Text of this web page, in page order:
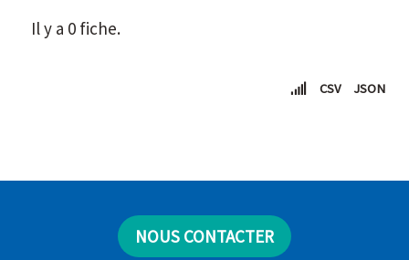
Il y a 0 fiche.
CSV JSON
NOUS CONTACTER